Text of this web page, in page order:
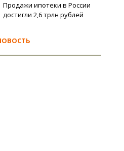
Продажи ипотеки в России
достигли 2,6 трлн рублей